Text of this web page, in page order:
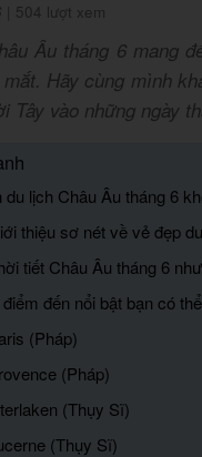
504 lượt xem
Âu tháng 6 mang
Hãy cùng mình
Tây vào những ngày
du lịch Châu Âu tháng 6
thiệu sơ nét về vẻ đẹp
tiết Châu Âu tháng 6
đến nổi bật bạn có
(Pháp)
(Pháp)
(Thụy Sĩ)
(Thụy Sĩ)